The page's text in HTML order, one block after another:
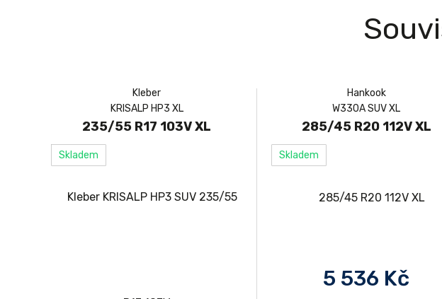
Kleber
KRISALP HP3 XL
235/55 R17 103V XL
Skladem
Hankook
W330A SUV XL
285/45 R20 112V XL
Skladem
5 536 Kč